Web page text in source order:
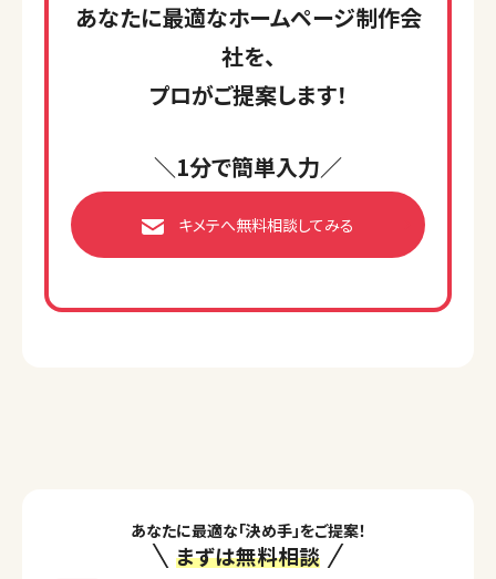
あなたに最適なホームページ制作会
社を、
プロがご提案します！
＼1分で簡単入力／
キメテへ無料相談してみる
あなたに最適な「決め手」をご提案！
まずは無料相談